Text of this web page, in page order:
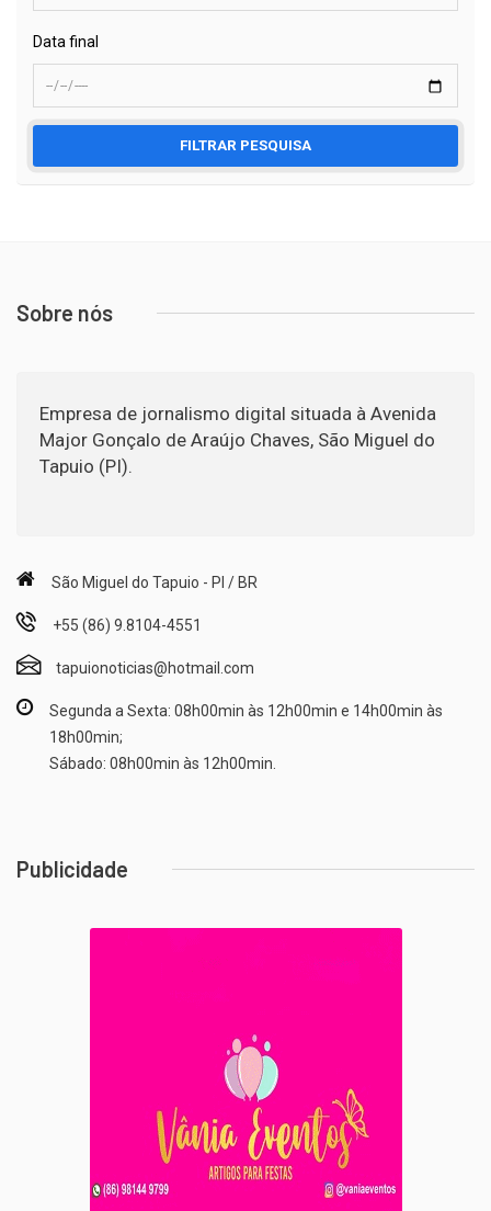
Data final
FILTRAR PESQUISA
Sobre nós
Empresa de jornalismo digital situada à Avenida
Major Gonçalo de Araújo Chaves, São Miguel do
Tapuio (PI).
São Miguel do Tapuio - PI / BR
+55 (86) 9.8104-4551
tapuionoticias@hotmail.com
Segunda a Sexta: 08h00min às 12h00min e 14h00min às
18h00min;
Sábado: 08h00min às 12h00min.
Publicidade